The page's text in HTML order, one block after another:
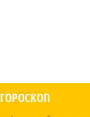
ГОРОСКОП